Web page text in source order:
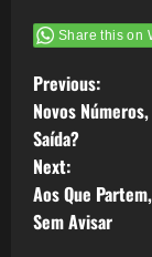
Share this on
P
o
s
t
Previous:
Novos
Saída?
Next:
Aos Que
Sem Avisar